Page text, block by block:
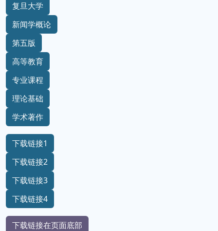
复旦大学
新闻学概论
第五版
高等教育
专业课程
理论基础
学术著作
下载链接1
下载链接2
下载链接3
下载链接4
下载链接在页面底部